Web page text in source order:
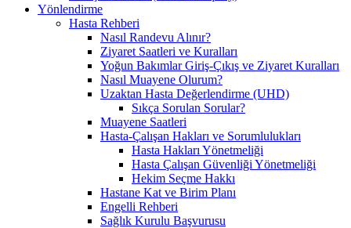
Yönlendirme
Hasta Rehberi
Nasıl Randevu Alınır?
Ziyaret Saatleri ve Kuralları
Yoğun Bakımlar Giriş-Çıkış ve Ziyaret Kuralları
Nasıl Muayene Olurum?
Uzaktan Hasta Değerlendirme (UHD)
Sıkça Sorulan Sorular?
Muayene Saatleri
Hasta-Çalışan Hakları ve Sorumlulukları
Hasta Hakları Yönetmeliği
Hasta Çalışan Güvenliği Yönetmeliği
Hekim Seçme Hakkı
Hastane Kat ve Birim Planı
Engelli Rehberi
Sağlık Kurulu Başvurusu